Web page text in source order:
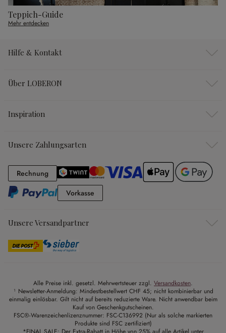
Teppich-Guide
Mehr entdecken
Hilfe & Kontakt
Über LOBERON
Inspiration
Unsere Zahlungsarten
RechnungRechnung
Vorkasse
Unsere Versandpartner
Alle Preise inkl. gesetzl. Mehrwertsteuer zzgl. Versandkosten.
¹ Newsletter-Anmeldung: Mindestbestellwert CHF 45; nicht kombinierbar und
einmalig einlösbar. Gilt nicht auf bereits reduzierte Ware. Nicht anwendbar beim
Kauf von Geschenkgutscheinen.
FSC®-Warenzeichenlizenznummer: FSC-C136992 (Nur als solche markierten
Produkte sind FSC zertifiziert)